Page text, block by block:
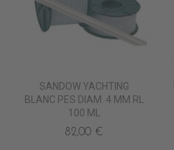
SANDOW YACHTING
BLANC PES DIAM. 4 MM RL
100 ML
82,00 €